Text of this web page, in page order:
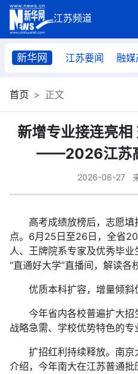
新华网 江苏要闻 融媒
首页 正文
新增专业接连亮
——2026江苏
2026-06-27
高考成绩放榜后，志愿填
点。6月25日至26日，全省
人、王牌院系专家及优秀毕业
“直通好大学”直播间，解读各
优质本科扩容，增量倾斜
今年省内各校普遍扩大招
战略急需、学校优势特色的专
扩招红利持续释放。南京
介绍，今年南大在江苏普通